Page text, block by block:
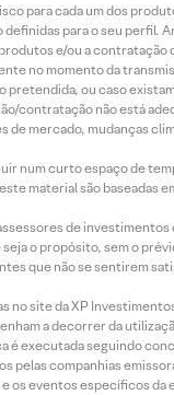
para cada um dos
para o seu perfil.
e/ou a contratação
no momento da
ou caso
contratação não está
mercado, mudanças
num curto espaço de
material são baseadas
de investimentos
o propósito, sem o
que não se sentirem
no site da XP
a decorrer da
é executada seguindo
companhias
eventos específicos